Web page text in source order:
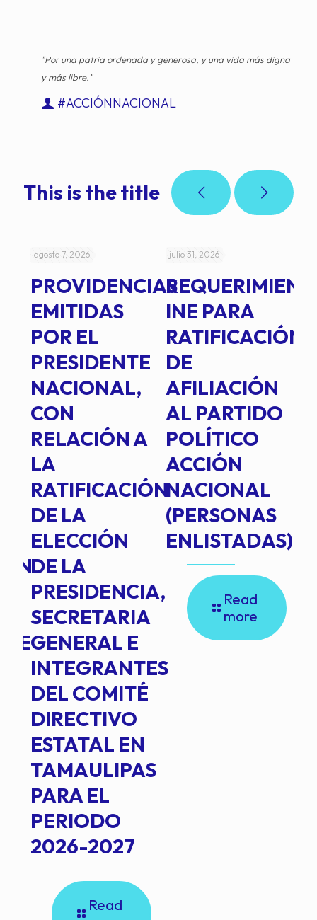
"Por una patria ordenada y generosa, y una vida más digna
y más libre."
#ACCIÓNNACIONAL
This is the title
agosto 7, 2026
PROVIDENCIAS
EMITIDAS
POR EL
PRESIDENTE
NACIONAL,
CON
RELACIÓN A
LA
RATIFICACIÓN
DE LA
ELECCIÓN
DE LA
PRESIDENCIA,
SECRETARIA
GENERAL E
INTEGRANTES
DEL COMITÉ
DIRECTIVO
ESTATAL EN
TAMAULIPAS
PARA EL
PERIODO
2026-2027
Read
julio 31, 2026
INE PARA
RATIFICACIÓN
DE
AFILIACIÓN
AL PARTIDO
POLÍTICO
ACCIÓN
NACIONAL
(PERSONAS
ENLISTADAS)
Read
more